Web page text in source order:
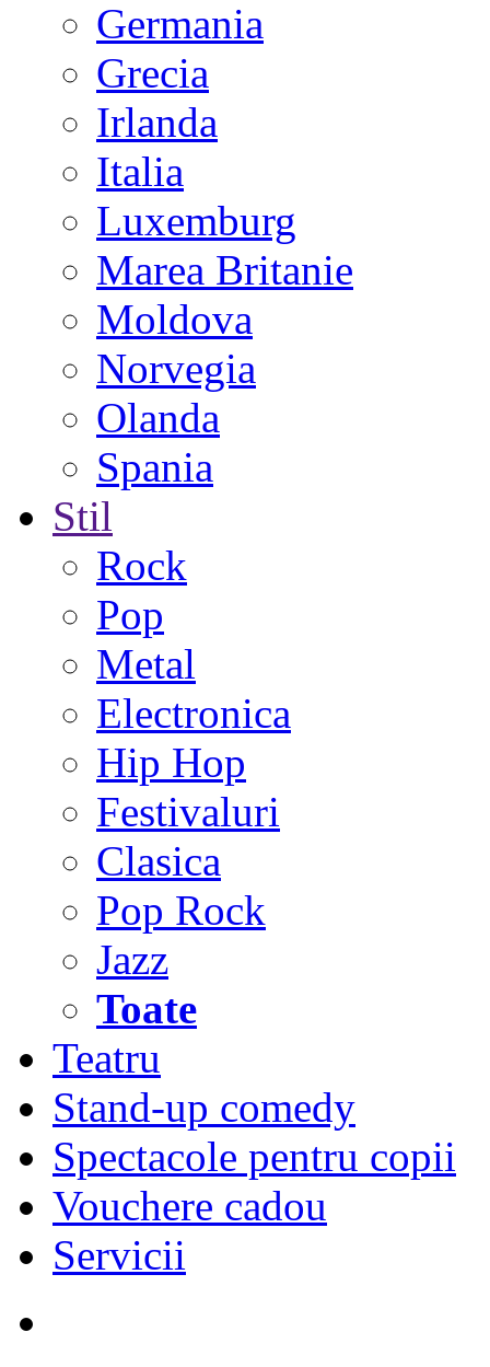
Germania
Grecia
Irlanda
Italia
Luxemburg
Marea Britanie
Moldova
Norvegia
Olanda
Spania
Stil
Rock
Pop
Metal
Electronica
Hip Hop
Festivaluri
Clasica
Pop Rock
Jazz
Toate
Teatru
Stand-up comedy
Spectacole pentru copii
Vouchere cadou
Servicii